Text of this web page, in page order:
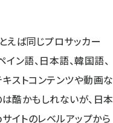
とえば同じプロサッカー
イン語、日本語、韓国語、
ストコンテンツや動画な
酷かもしれないが、日本
イトのレベルアップから